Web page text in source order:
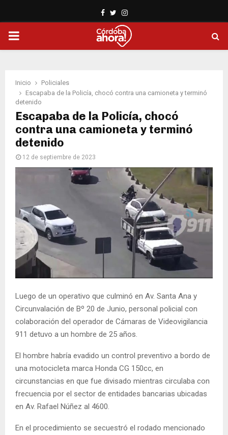
Facebook
TwitterInstagram
PRIMARY
Inicio
Policiales
Escapaba de la Policía, chocó contra una camioneta y terminó
detenido
Escapaba de la Policía, chocó
contra una camioneta y terminó
detenido
12 de septiembre de 2023
Luego de un operativo que culminó en Av. Santa Ana y
Circunvalación de Bº 20 de Junio, personal policial con
colaboración del operador de Cámaras de Videovigilancia
911 detuvo a un hombre de 25 años.
El hombre habría evadido un control preventivo a bordo de
una motocicleta marca Honda CG 150cc, en
circunstancias en que fue divisado mientras circulaba con
frecuencia por el sector de entidades bancarias ubicadas
en Av. Rafael Núñez al 4600.
En el procedimiento se secuestró el rodado mencionado